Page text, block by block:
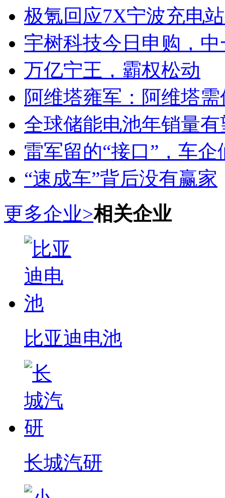
极氪回应7X宁波充电
宇树科技今日申购，
万亿宁王，霸权松动
阿维塔雍军：阿维塔
全球储能电池年销量
雷军留的“接口”，车
“速成车”背后没有赢家
更多企业>相关企业
比亚迪电池
长城汽研